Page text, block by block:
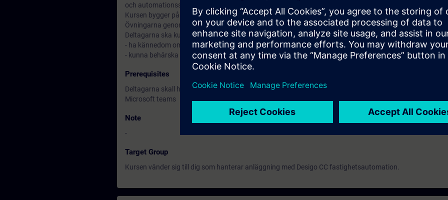
och automationssystemens funktionalitet.
Kursen bygger på att deltagarna arbetar med övningar i ett verkligt Desigo-system mot en simulerad
Övningarna genomförs i egen takt beroende på förkunskaper.
Deltagarna ska kunna bidra till minskade driftkostnader genom att
- ha kännedom om system Desigo och dess funktionalitet
- kunna behärska den dagliga hanteringen av Desigo CC
Prerequisites
Deltagarna skall ha kunskaper motsvarande grundkurs Tillämpad reglerteknik steg 1
Microsoft teams
Note
-
Target Group
Kursen vänder sig till dig som hanterar anläggning med Desigo CC fastighetsautomation.